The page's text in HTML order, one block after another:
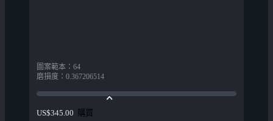
圖案範本 ： 64
磨損度 ： 0.367206514
US$345.00 購買